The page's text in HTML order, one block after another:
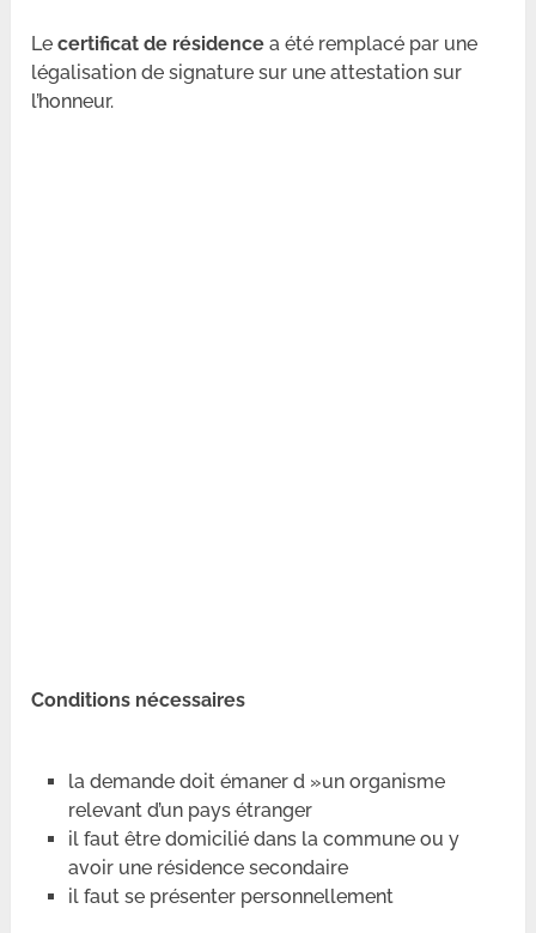
Lecertificat de résidence a été remplacé par une
légalisation de signature sur une attestation sur
l’honneur.
Conditions nécessaires
la demande doit émaner d »un organisme
relevant d’un pays étranger
il faut être domicilié dans la commune ou y
avoir une résidence secondaire
il faut se présenter personnellement